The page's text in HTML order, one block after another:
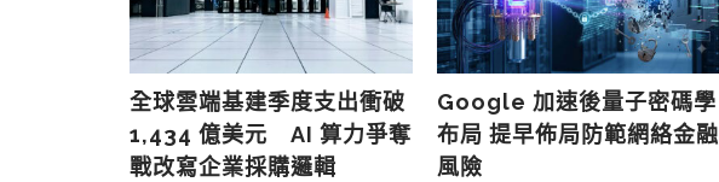
全球雲端基建季度支出衝破
1,434 億美元 AI 算力爭奪
戰改寫企業採購邏輯
Google 加速後量子密碼學
布局 提早佈局防範網絡金融
風險